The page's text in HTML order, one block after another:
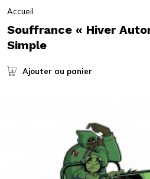
Accueil
Souffrance « Hiver
Simple
Ajouter au panier